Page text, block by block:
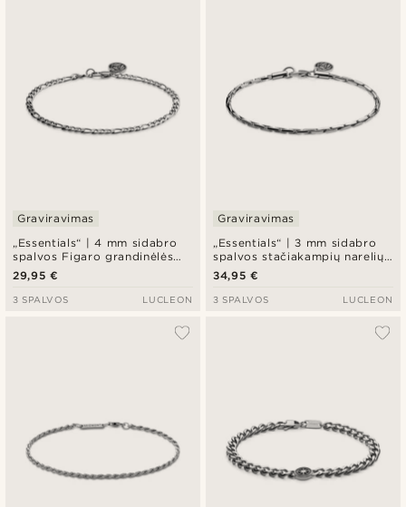
„Essentials“ | 4 mm sidabro
spalvos Figaro grandinėlės
apyrankė
Graviravimas
29,95 €
3 SPALVOS LUCLEON
„Essentials“ | 3 mm sidabro
spalvos stačiakampių narelių
grandinėlės apyrankė
Graviravimas
34,95 €
3 SPALVOS LUCLEON